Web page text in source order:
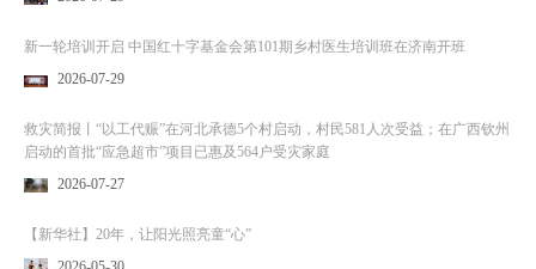
新一轮培训开启 中国红十字基金会第101期乡村医生培训班在济南开班
2026-07-29
救灾简报丨“以工代赈”在河北承德5个村启动，村民581人次受益；在广西钦州
启动的首批“应急超市”项目已惠及564户受灾家庭
2026-07-27
【新华社】20年，让阳光照亮童“心”